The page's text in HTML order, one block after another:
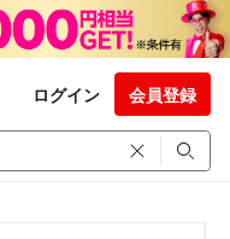
ログイン 会員登録